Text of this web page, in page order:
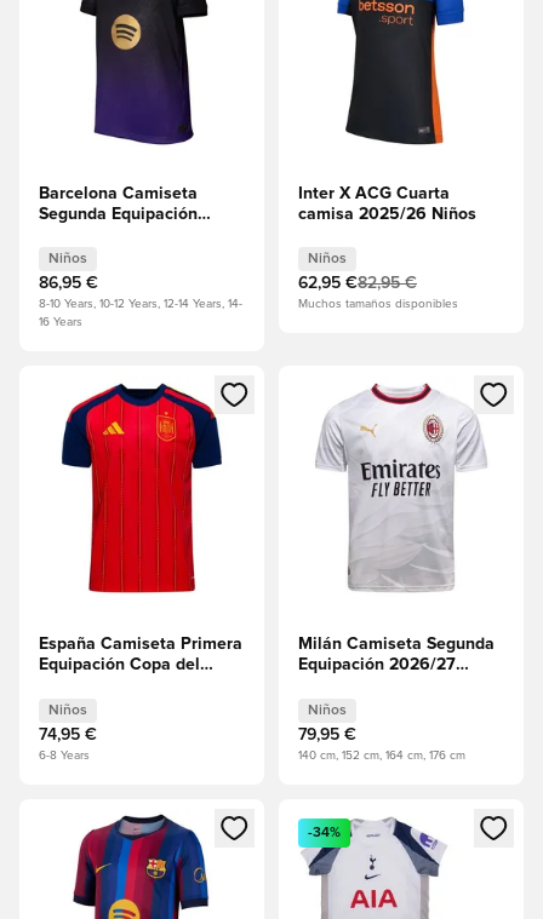
Barcelona Camiseta
Segunda Equipación
ANTICIPADO
Niños
86,95 €
8-10 Years, 10-12 Years, 12-14 Years, 14-
16 Years
Inter X ACG Cuarta
camisa 2025/26 Niños
Niños
62,95 €82,95 €
Muchos tamaños disponibles
Abre un modal para iniciar sesión o registrarse como
España Camiseta Primera
Equipación Copa del
Niños
74,95 €
6-8 Years
Abre un modal para iniciar
Milán Camiseta Segunda
Equipación 2026/27
Niños
79,95 €
140 cm, 152 cm, 164 cm, 176 cm
Abre un modal para iniciar sesión o registrarse como
Abre un modal para iniciar
-34%